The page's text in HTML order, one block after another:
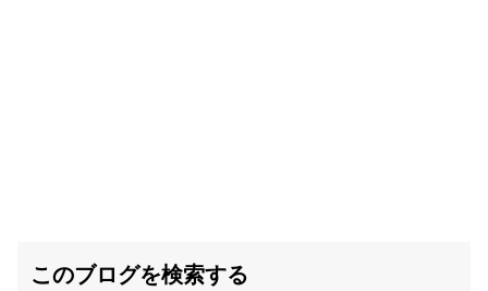
このブログを検索する